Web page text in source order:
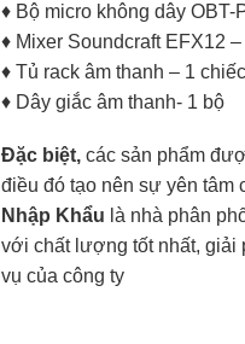
♦ Bộ micro không dây OBT-
♦ Mixer Soundcraft EFX12
♦ Tủ rack âm thanh – 1 chiếc
♦ Dây giắc âm thanh- 1 bộ
Đặc biệt, các sản phẩm
điều đó tạo nên sự yên tâm
Nhập Khẩu là nhà phân
với chất lượng tốt nhất, giải
vụ của công ty